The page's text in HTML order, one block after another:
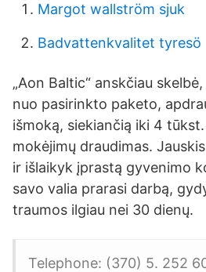
Margot wallström sjuk
Badvattenkvalitet tyresö
„Aon Baltic“ anskčiau
nuo pasirinkto paketo,
išmoką, siekiančią iki 4
mokėjimų draudimas.
ir išlaikyk įprastą gyvenimo
savo valia prarasi darbą,
traumos ilgiau nei 30 dienų.
Telephone: (370) 5. 252